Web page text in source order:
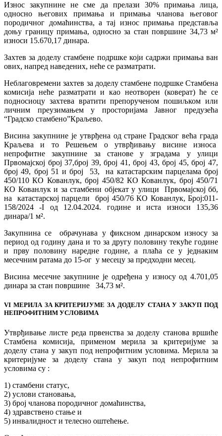
Износ закупнине не сме да прелази 30% примања лица,
односно његових примања и примања чланова његовог
породичног домаћинства, а тај износ примања представља
доњу границу примања, односно за стан површине 34,73 м²
износи 15.670,17 динара.
Захтев за доделу стамбене подршке који садржи примања ван
ових, напред наведених, неће се разматрати.
Неблаговремени захтев за доделу стамбене подршке Стамбена
комисија неће разматрати и као неотворен (коверат) ће се
подносиоцу захтева вратити препорученом пошиљком или
личним преузимањем у просторијама Јавног предузећа
“Градско стамбено”Краљево.
Висина закупнине је утврђена од стране Градског већа града
Краљева и то Решењем о утврђивању висине износа
непрофитне закупнине за станове у зградама у улици
Првомајској број 37,број 39, број 41, број 43, број 45, број 47,
број 49, број 51 и број 53, на катастарским парцелама број
450/110 КО Кованлук, број 450/82 КО Кованлук, број 450/71
КО Кованлук и за стамбени објекат у улици Првомајској бб,
на катастарској парцели број 450/76 КО Кованлук, Број:011-
158/2024 -I од 12.04.2024. године и иста износи 135,36
динара/1 м².
Закупнина се обрачунава у фиксном динарском износу за
период од годину дана и то за другу половину текуће године
и прву половину наредне године, а плаћа се у једнаким
месечним ратама до 15-ог у месецу за предходни месец.
Висина месечне закупнине је одређена у износу од 4.701,05
динара за стан површине 34,73 м².
VI МЕРИЛА ЗА КРИТЕРИЈУМЕ ЗА ДОДЕЛУ СТАНА У ЗАКУП ПОД
НЕПРОФИТНИМ УСЛОВИМА
Утврђивање листе реда првенства за доделу станова вршиће
Стамбена комисија, применом мерила за критеријуме за
доделу стана у закуп под непрофитним условима. Мерила за
критеријуме за доделу стана у закуп под непрофитним
условима су :
1) стамбени статус,
2) услови становања,
3) број чланова породичног домаћинства,
4) здравствено стање и
5) инвалидност и телесно оштећење.